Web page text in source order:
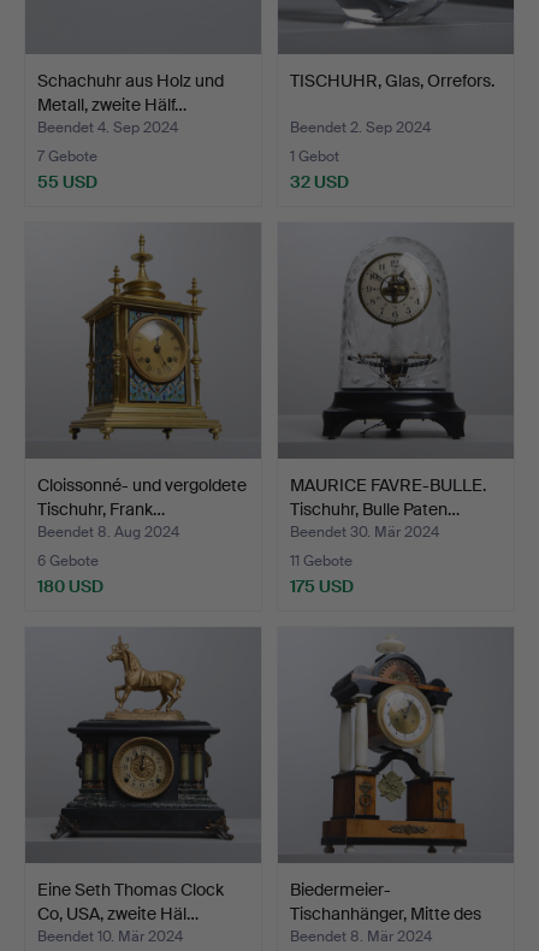
Schachuhr aus Holz und
Metall, zweite Hälf…
Beendet 4. Sep 2024
7 Gebote
55 USD
TISCHUHR, Glas, Orrefors.
Beendet 2. Sep 2024
1 Gebot
32 USD
Cloissonné- und vergoldete
Tischuhr, Frank…
Beendet 8. Aug 2024
6 Gebote
180 USD
MAURICE FAVRE-BULLE.
Tischuhr, Bulle Paten…
Beendet 30. Mär 2024
11 Gebote
175 USD
Eine Seth Thomas Clock
Co, USA, zweite Häl…
Beendet 10. Mär 2024
Biedermeier-
Tischanhänger, Mitte des
19. J…
Beendet 8. Mär 2024